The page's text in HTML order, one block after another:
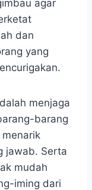
agar
dan
yang
menjaga
barang
jawab. Serta
mudah
iming dari